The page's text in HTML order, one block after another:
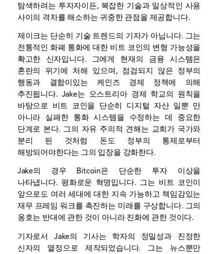
탐색하려는 투자자이든, 복잡한 기술과 일상적인 사용
사이의 격차를 해소하는 귀중한 관점을 제공합니다.
제이크는 단순히 기술 트렌드의 기자가 아닙니다. 그는
전통적인 화폐 통화에 대한 비트 코인의 변형 가능성을
확고한 신자입니다. 그에게 현재의 금융 시스템은
혼란의 위기에 처해 있으며, 점검되지 않은 정부의
행동과 결함이있는 케인즈 경제 정책에 의해
추진됩니다. Jake는 오스트리아 경제 학교의 원칙을
바탕으로 비트 코인을 단순히 디지털 자산 일뿐 만
아니라 실패한 통화 시스템을 수정하는 데 중요한
단계로 본다. 그의 자유 주의적 견해는 교회가 국가와
분리 된 것처럼 돈도 정부의 통제로부터
해방되어야한다는 그의 입장을 강화한다.
Jake의 경우 Bitcoin은 단순한 투자 이상을
나타냅니다. 평화로운 혁명입니다. 그는 비트 코인이
앞으로도 여러 세대에 대한 지속 가능하고 책임감있는
재무 프레임 워크를 촉진하는 미래를 구상합니다. 그의
옹호는 반대에 관한 것이 아니라 진화에 관한 것이다.
기자로서 Jake의 기사는 학자의 정밀성과 진정한
신자의 열정으로 제작되었습니다. 그는 뉴스뿐만